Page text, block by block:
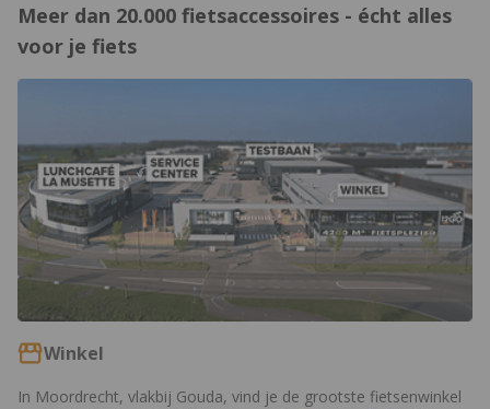
Meer dan 20.000 fietsaccessoires - écht alles
voor je fiets
https://www.12gobiking.nl/winkel
Winkel
In Moordrecht, vlakbij Gouda, vind je de grootste fietsenwinkel